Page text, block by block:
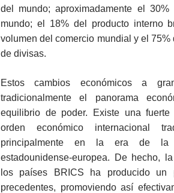
del mundo; aproximadamente el
mundo; el 18% del producto interno
volumen del comercio mundial y el
de divisas.
Estos cambios económicos a
tradicionalmente el panorama
equilibrio de poder. Existe una fuerte
orden económico internacional
principalmente en la era de la
estadounidense-europea. De hecho,
los países BRICS ha producido un
precedentes, promoviendo así